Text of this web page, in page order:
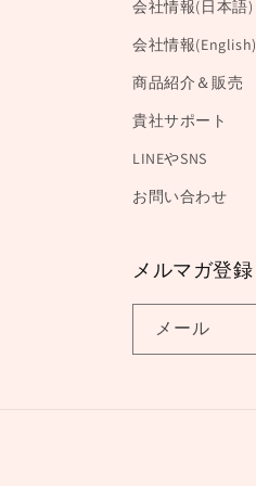
会社情報(日本語)
会社情報(English)
商品紹介＆販売
貴社サポート
LINEやSNS
お問い合わせ
メルマガ登録
メール